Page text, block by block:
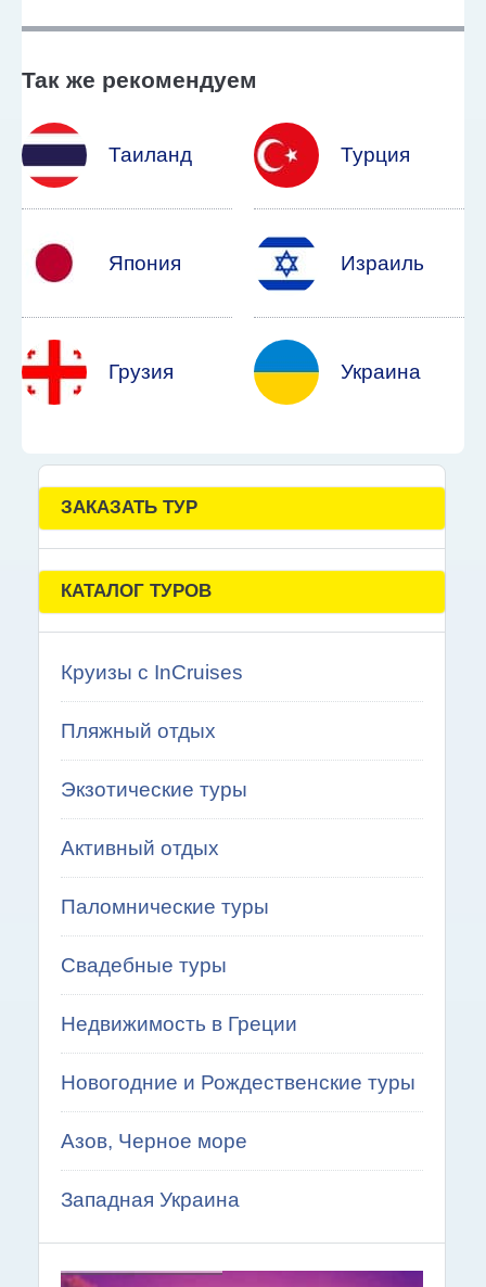
Так же рекомендуем
Таиланд Турция
Япония Израиль
Грузия Украина
ЗАКАЗАТЬ ТУР
КАТАЛОГ ТУРОВ
Круизы с InCruises
Пляжный отдых
Экзотические туры
Активный отдых
Паломнические туры
Свадебные туры
Недвижимость в Греции
Новогодние и Рождественские туры
Азов, Черное море
Западная Украина